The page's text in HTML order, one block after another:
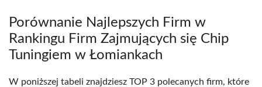
Porównanie Najlepszych Firm w
Rankingu Firm Zajmujących się Chip
Tuningiem w Łomiankach
W poniższej tabeli znajdziesz TOP 3 polecanych firm, które